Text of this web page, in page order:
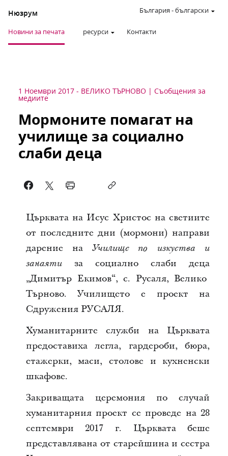
Нюзрум
Новини за печата ресурси Контакти
България -български
1 Ноември 2017 - ВЕЛИКО ТЪРНОВО Съобщения за
медиите
Мормоните помагат на
училище за социално
слаби деца
Църквата на Исус Христос на светиите
от последните дни (мормони) направи
дарение наУчилище по изкуства и
занаяти
за социално слаби деца
„Димитър Екимов“, с. Русаля, Велико
Търново. Училището е проект на
Сдружения РУСАЛЯ.
Хуманитарните служби на Църквата
предоставиха легла, гардероби, бюра,
етажерки, маси, столове и кухненски
шкафове.
Закриващата церемония по случай
хуманитарния проект се проведе на 28
септември 2017 г. Църквата беше
представлявана от старейшина и сестра